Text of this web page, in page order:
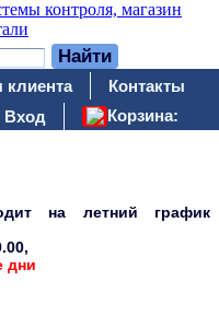
Контакты
Вход Корзина:
на летний график
дни